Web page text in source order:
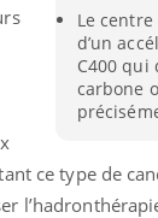
Le
d’un
C400 qui
carbone
ce type de